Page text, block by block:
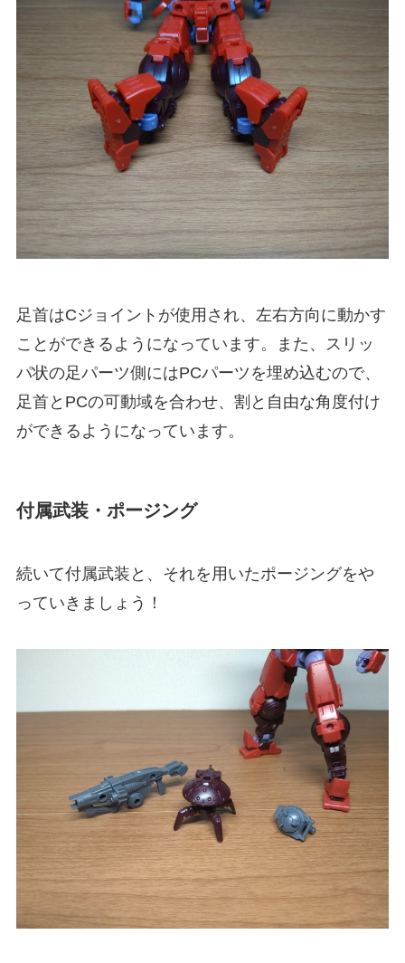
足首はCジョイントが使用され、左右方向に動かす
ことができるようになっています。また、スリッ
パ状の足パーツ側にはPCパーツを埋め込むので、
足首とPCの可動域を合わせ、割と自由な角度付け
ができるようになっています。
付属武装・ポージング
続いて付属武装と、それを用いたポージングをや
っていきましょう！